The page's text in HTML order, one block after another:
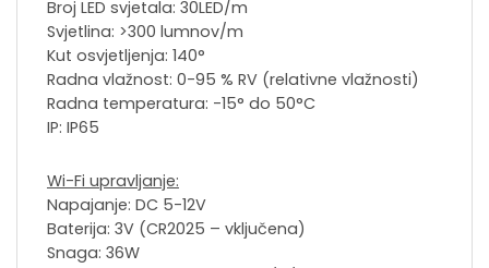
Broj LED svjetala: 30LED/m
Svjetlina: >300 lumnov/m
Kut osvjetljenja: 140°
Radna vlažnost: 0-95 % RV (relativne vlažnosti)
Radna temperatura: -15° do 50°C
IP: IP65
Wi-Fi upravljanje:
Napajanje: DC 5-12V
Baterija: 3V (CR2025 – vključena)
Snaga: 36W